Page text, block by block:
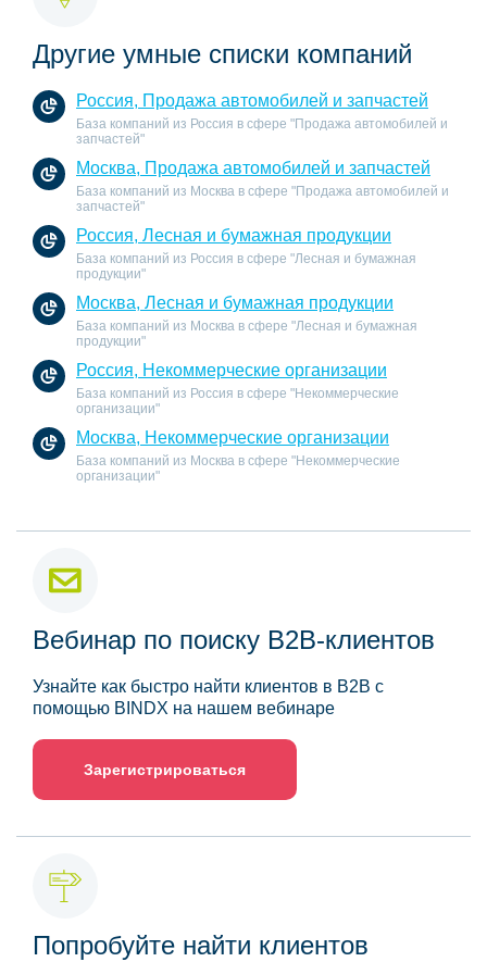
Другие умные списки компаний
Россия, Продажа автомобилей и запчастей
База компаний из Россия в сфере "Продажа автомобилей и
запчастей"
Москва, Продажа автомобилей и запчастей
База компаний из Москва в сфере "Продажа автомобилей и
запчастей"
Россия, Лесная и бумажная продукции
База компаний из Россия в сфере "Лесная и бумажная
продукции"
Москва, Лесная и бумажная продукции
База компаний из Москва в сфере "Лесная и бумажная
продукции"
Россия, Некоммерческие организации
База компаний из Россия в сфере "Некоммерческие
организации"
Москва, Некоммерческие организации
База компаний из Москва в сфере "Некоммерческие
организации"
Вебинар по поиску B2B-клиентов
Узнайте как быстро найти клиентов в B2B с
помощью BINDX на нашем вебинаре
Зарегистрироваться
Попробуйте найти клиентов